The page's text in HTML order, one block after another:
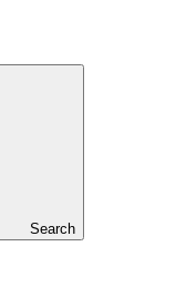
Search